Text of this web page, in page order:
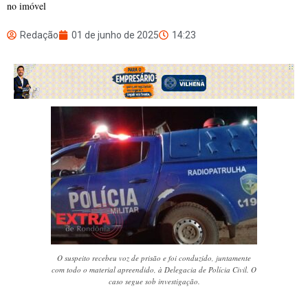
no imóvel
Redação 01 de junho de 2025 14:23
O suspeito recebeu voz de prisão e foi conduzido, juntamente
com todo o material apreendido, à Delegacia de Polícia Civil. O
caso segue sob investigação.